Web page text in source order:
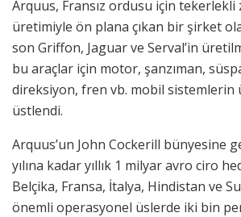
Arquus, Fransız ordusu için tekerlekli
üretimiyle ön plana çıkan bir şirket
son Griffon, Jaguar ve Serval’in
bu araçlar için motor, şanzıman,
direksiyon, fren vb. mobil sistemlerin
üstlendi.
Arquus’un John Cockerill bünyesine
yılına kadar yıllık 1 milyar avro ciro
Belçika, Fransa, İtalya, Hindistan ve
önemli operasyonel üslerde iki bin